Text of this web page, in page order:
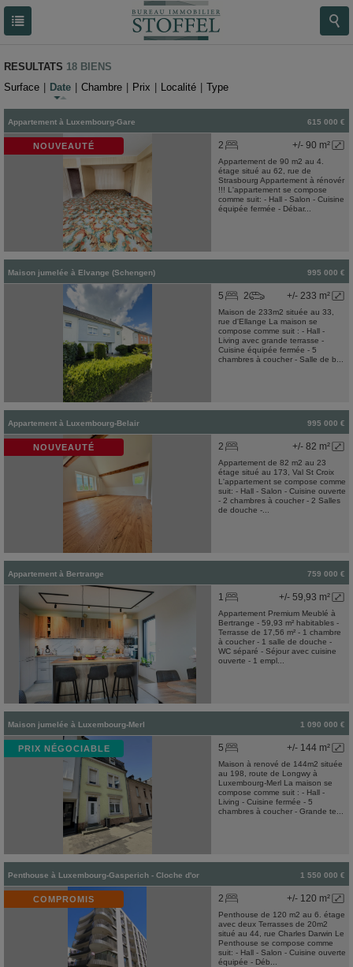
RESULTATS 18 BIENS
Surface
Date Chambre Prix Localité Type
Appartement à Luxembourg-Gare 615 000 €
NOUVEAUTÉ +/- 90 m²
2
Appartement de 90 m2 au 4.
étage situé au 62, rue de
Strasbourg Appartement à rénovér
!!! L'appartement se compose
comme suit: - Hall - Salon - Cuisine
équipée fermée - Débar...
Maison jumelée à Elvange (Schengen) 995 000 €
+/- 233 m²
5 2
Maison de 233m2 située au 33,
rue d'Ellange La maison se
compose comme suit : - Hall -
Living avec grande terrasse -
Cuisine équipée fermée - 5
chambres à coucher - Salle de b...
Appartement à Luxembourg-Belair 995 000 €
NOUVEAUTÉ +/- 82 m²
2
Appartement de 82 m2 au 23
étage situé au 173, Val St Croix
L'appartement se compose comme
suit: - Hall - Salon - Cuisine ouverte
- 2 chambres à coucher - 2 Salles
de douche -...
Appartement à Bertrange 759 000 €
+/- 59,93 m²
1
Appartement Premium Meublé à
Bertrange - 59,93 m² habitables -
Terrasse de 17,56 m² - 1 chambre
à coucher - 1 salle de douche -
WC séparé - Séjour avec cuisine
ouverte - 1 empl...
Maison jumelée à Luxembourg-Merl 1 090 000 €
PRIX NÉGOCIABLE +/- 144 m²
5
Maison à renové de 144m2 située
au 198, route de Longwy à
Luxembourg-Merl La maison se
compose comme suit : - Hall -
Living - Cuisine fermée - 5
chambres à coucher - Grande te...
Penthouse à Luxembourg-Gasperich - Cloche d'or 1 550 000 €
COMPROMIS +/- 120 m²
2
Penthouse de 120 m2 au 6. étage
avec deux Terrasses de 20m2
situé au 44, rue Charles Darwin Le
Penthouse se compose comme
suit: - Hall - Salon - Cuisine ouverte
équipée - Déb...